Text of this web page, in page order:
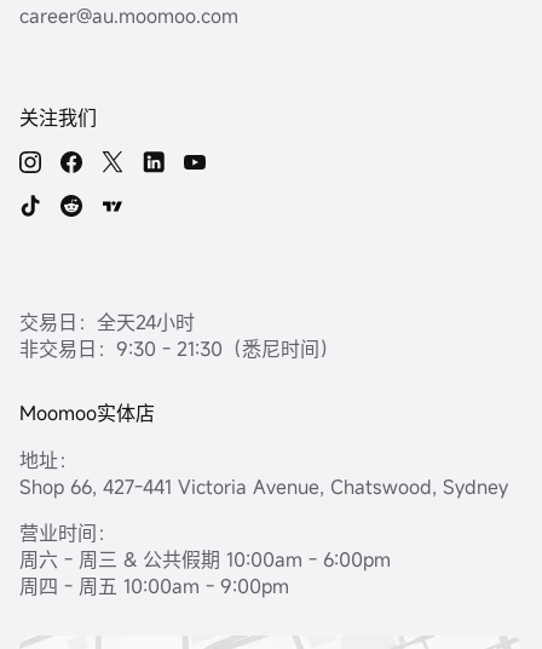
career@au.moomoo.com
关注我们
交易日：全天24小时
非交易日：9:30 - 21:30（悉尼时间）
Moomoo实体店
地址：
Shop 66, 427-441 Victoria Avenue, Chatswood, Sydney
营业时间：
周六 - 周三 & 公共假期 10:00am - 6:00pm
周四 - 周五 10:00am - 9:00pm